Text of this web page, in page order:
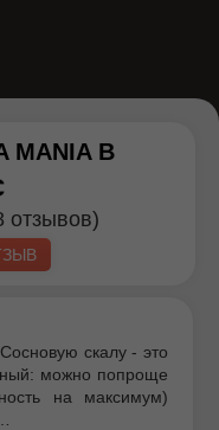
MANIAВ
отзывов)
скалу - это
можно попроще
на максимум)